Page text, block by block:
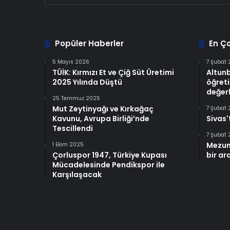
Popüler Haberler
5 Mayıs 2026
TÜİK: Kırmızı Et ve Çiğ Süt Üretimi
2025 Yılında Düştü
25 Temmuz 2025
Mut Zeytinyağı ve Kırkağaç
Kavunu, Avrupa Birliği’nde
Tescillendi
1 Ekim 2025
Çorluspor 1947, Türkiye Kupası
Mücadelesinde Pendikspor ile
Karşılaşacak
En
7 Şubat
7 Şubat
7 Şubat
bir